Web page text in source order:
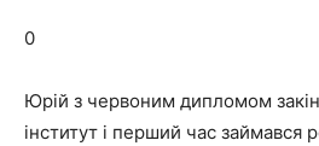
0
Юрій з червоним дипломом
інститут і перший час займався